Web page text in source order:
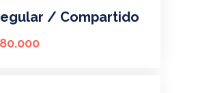
/ Compartido